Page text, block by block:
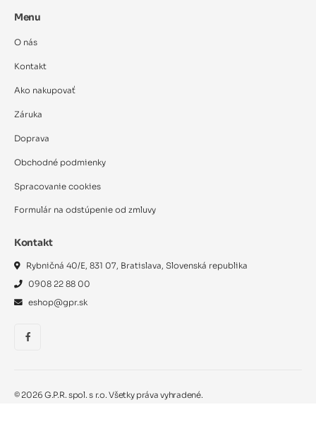
Menu
O nás
Kontakt
Ako nakupovať
Záruka
Doprava
Obchodné podmienky
Spracovanie cookies
Formulár na odstúpenie od zmluvy
Kontakt
Rybničná 40/E, 831 07, Bratislava, Slovenská republika
0908 22 88 00
eshop@gpr.sk
© 2026 G.P.R. spol. s r.o. Všetky práva vyhradené.